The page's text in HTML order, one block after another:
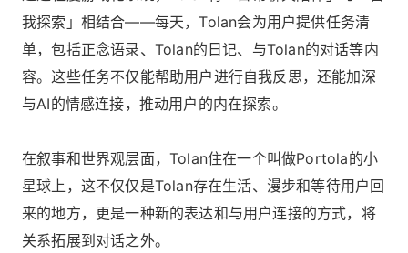
我探索」相结合——每天，Tolan会为用户提供任务清
单，包括正念语录、Tolan的日记、与Tolan的对话等内
容。这些任务不仅能帮助用户进行自我反思，还能加深
与AI的情感连接，推动用户的内在探索。
在叙事和世界观层面，Tolan住在一个叫做Portola的小
星球上，这不仅仅是Tolan存在生活、漫步和等待用户回
来的地方，更是一种新的表达和与用户连接的方式，将
关系拓展到对话之外。